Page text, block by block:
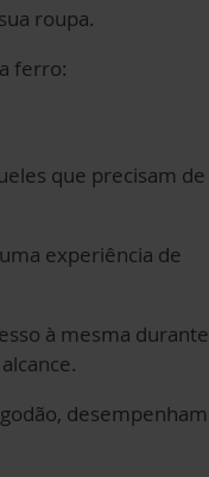
roupa.
ferro:
que precisam de
experiência de
à mesma durante
desempenham